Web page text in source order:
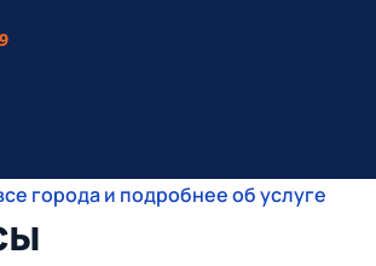
города и подробнее об услуге